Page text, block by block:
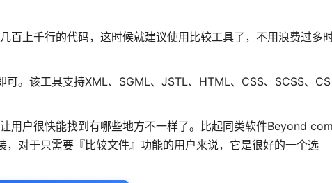
百上千行的代码，这时候就建议使用比较工具了，不用浪费过多
。该工具支持XML、SGML、JSTL、HTML、CSS、SCSS、CS
用户很快能找到有哪些地方不一样了。比起同类软件Beyond com
对于只需要『比较文件』功能的用户来说，它是很好的一个选